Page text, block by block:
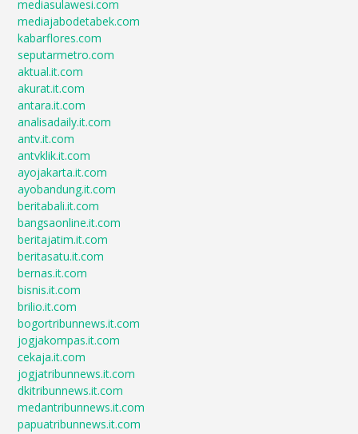
mediasulawesi.com
mediajabodetabek.com
kabarflores.com
seputarmetro.com
aktual.it.com
akurat.it.com
antara.it.com
analisadaily.it.com
antv.it.com
antvklik.it.com
ayojakarta.it.com
ayobandung.it.com
beritabali.it.com
bangsaonline.it.com
beritajatim.it.com
beritasatu.it.com
bernas.it.com
bisnis.it.com
brilio.it.com
bogortribunnews.it.com
jogjakompas.it.com
cekaja.it.com
jogjatribunnews.it.com
dkitribunnews.it.com
medantribunnews.it.com
papuatribunnews.it.com